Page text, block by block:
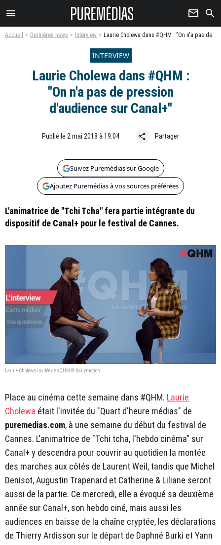
menu newsletter search
Accueil Dernières news Interview Laurie Cholewa dans #QHM : "On n'a pas de pression d'audience sur Canal+"
INTERVIEW
Laurie Cholewa dans #QHM :
"On n'a pas de pression
d'audience sur Canal+"
Publié le 2 mai 2018 à 19:04 share Partager
Suivez Puremédias sur Google
Ajoutez Puremédias à vos sources préférées
L'animatrice de "Tchi Tcha" fera partie intégrante du
dispositif de Canal+ pour le festival de Cannes.
Laurie Cholewa invitée de #QHM © Dailymotion
Place au cinéma cette semaine dans #QHM. Laurie
Cholewa était l'invitée du "Quart d'heure médias" de
puremedias.com, à une semaine du début du festival de
Cannes. L'animatrice de "Tchi tcha, l'hebdo cinéma" sur
Canal+ y descendra pour couvrir au quotidien la montée
des marches aux côtés de Laurent Weil, tandis que Michel
Denisot, Augustin Trapenard et Catherine & Liliane seront
aussi de la partie. Ce mercredi, elle a évoqué sa deuxième
année sur Canal+, son hebdo ciné, mais aussi les
audiences en baisse de la chaîne cryptée, les déclarations
de Thierry Ardisson sur le départ de Daphné Burki et Yann